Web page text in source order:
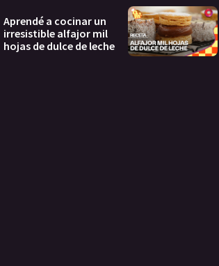
Aprendé a cocinar un
irresistible alfajor mil
hojas de dulce de leche